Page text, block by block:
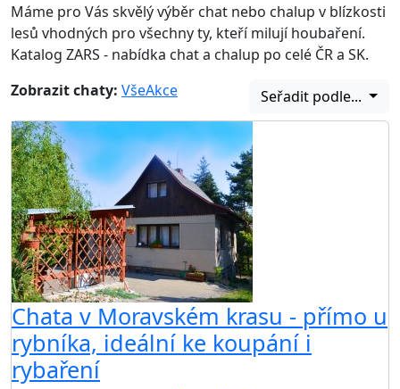
Máme pro Vás skvělý výběr chat nebo chalup v blízkosti
lesů vhodných pro všechny ty, kteří milují houbaření.
Katalog ZARS - nabídka chat a chalup po celé ČR a SK.
Zobrazit chaty: VšeAkce Seřadit podle...
Chata v Moravském krasu - přímo u
rybníka, ideální ke koupání i
rybaření